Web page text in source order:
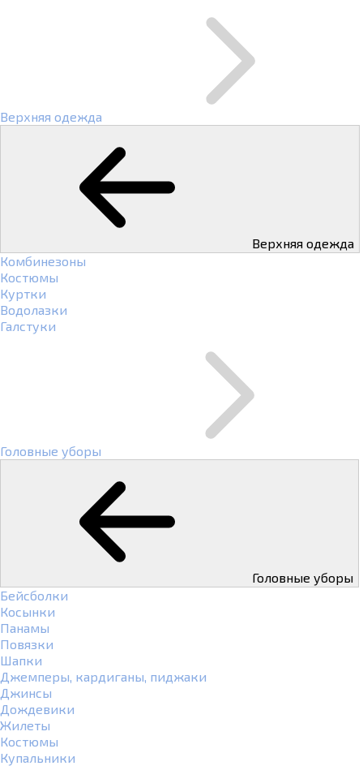
Верхняя одежда
Верхняя одежда
Комбинезоны
Костюмы
Куртки
Водолазки
Галстуки
Головные уборы
Головные уборы
Бейсболки
Косынки
Панамы
Повязки
Шапки
Джемперы, кардиганы, пиджаки
Джинсы
Дождевики
Жилеты
Костюмы
Купальники